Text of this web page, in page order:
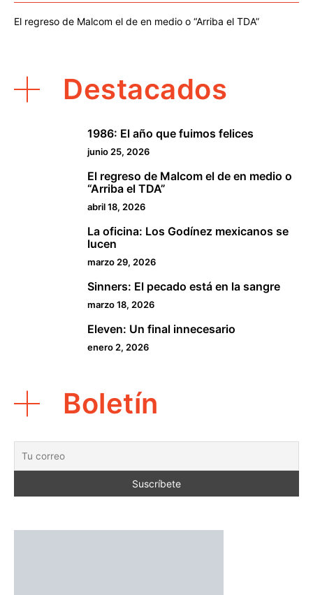
El regreso de Malcom el de en medio o “Arriba el TDA”
Destacados
1986: El año que fuimos felices
junio 25, 2026
El regreso de Malcom el de en medio o
“Arriba el TDA”
abril 18, 2026
La oficina: Los Godínez mexicanos se
lucen
marzo 29, 2026
Sinners: El pecado está en la sangre
marzo 18, 2026
Eleven: Un final innecesario
enero 2, 2026
Boletín